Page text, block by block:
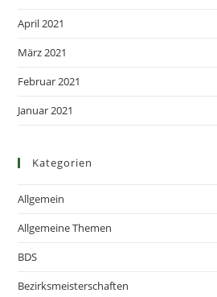
April 2021
März 2021
Februar 2021
Januar 2021
Kategorien
Allgemein
Allgemeine Themen
BDS
Bezirksmeisterschaften